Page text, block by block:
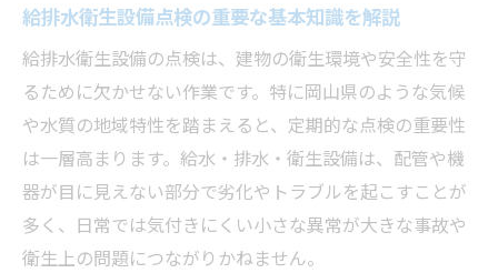
衛生設備を長持ちさせる定期点検のポイント
給排水衛生設備を守る定期点検の具体的な
方法
トラブル予防のための給排水衛生設備点検
習慣
長期利用に必須の給排水衛生設備メンテナ
ンス術
給排水衛生設備点検の重要な基本知識を解説
給排水衛生設備の点検は、建物の衛生環境や安全性を守
るために欠かせない作業です。特に岡山県のような気候
や水質の地域特性を踏まえると、定期的な点検の重要性
は一層高まります。給水・排水・衛生設備は、配管や機
器が目に見えない部分で劣化やトラブルを起こすことが
多く、日常では気付きにくい小さな異常が大きな事故や
衛生上の問題につながりかねません。